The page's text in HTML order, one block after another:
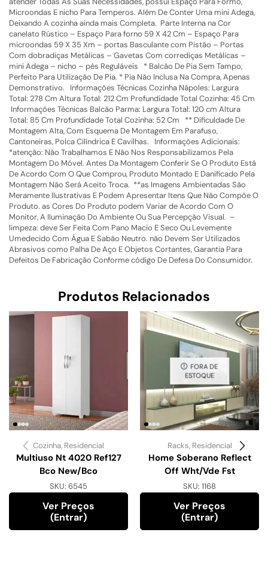
Microondas E nicho Para Temperos. Além De Conter Uma mini Adega,
Deixando A cozinha ainda mais Completa. Parte Interna na Cor
canelato Rústico – Espaço Para forno 59 X 42 Cm – Espaço Para
microondas 59 X 35 Xm – portas Basculante com Pistão – Portas
Com dobradiças Metálicas – Gavetas Com corrediças Metálicas –
mini Adega – nicho – pés Reguláveis * Balcão De Pia Sem Tampo,
Perfeito Para Utilização De Pia. * Pia Não Inclusa Na Compra, Apenas
Demonstrativo. Informações Técnicas Cozinha Nápoles: Largura
Total: 278 Cm Altura Total: 212 Cm Profundidade Total Cozinha: 45 Cm
Informações Técnicas Balcão Parma: Largura Total: 120 cm Altura
Total: 85 Cm Profundidade Total Cozinha: 52 Cm ** Dificuldade De
Montagem Alta, Com Esquema De Montagem Em Parafuso,
Cantoneiras, Polca Cilíndrica E Cavilhas. Informações Adicionais:
*atenção: Não Trabalhamos E Não Nos Responsabilizamos Pela
Montagem Do Móvel. Antes Da Montagem Conferir Se O Produto Está
De Acordo Com O Que Comprou, Produto Montado E Danificado Pela
Montagem Não Será Aceito Troca. **as Imagens Ambientadas São
Meramente Ilustrativas E Podem Apresentar Itens Que Não Compõe O
Produto. as Cores Do Produto podem Variar de Acordo Com O
Monitor, A Iluminação Do Ambiente Ou Sua Percepção Visual. –
limpeza: deve Ser Feita Com Pano Macio E Seco Ou Levemente
Umedecido Com Água E Sabão Neutro. não Devem Ser Utilizados
Abrasivos como Palha De Aço E Objetos Cortantes, Garantia Para
Defeitos De Fabricação Conforme código De Defesa Do Consumidor.
Produtos Relacionados
Cozinha, Residencial
Multiuso Nt 4020 Ref127
Bco New/Bco
SKU: 6545
Ver Preços
(entrar)
FORA DE
ESTOQUE
Racks, Residencial
Home Soberano Reflect
Off Wht/Vde Fst
SKU: 1168
Ver Preços
(entrar)